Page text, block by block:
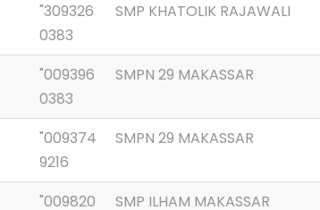
"309326
0383
SMP KHATOLIK RAJAWALI
"009396
0383
SMPN 29 MAKASSAR
"009374
9216
SMPN 29 MAKASSAR
"009820
SMP ILHAM MAKASSAR